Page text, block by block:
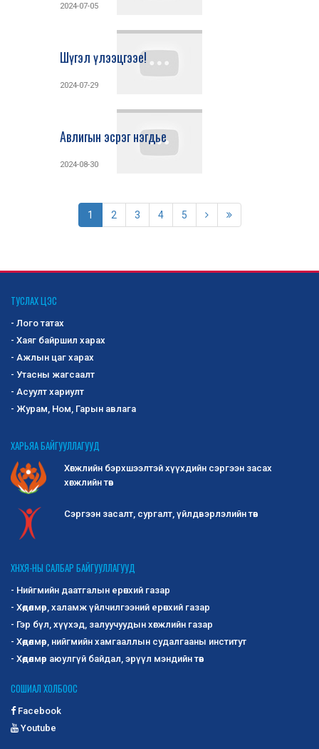
2024-07-05
Шүгэл үлээцгээе!
2024-07-29
Авлигын эсрэг нэгдье
2024-08-30
1 2 3 4 5
ТУСЛАХ ЦЭС
- Лого татах
- Хаяг байршил харах
- Ажлын цаг харах
- Утасны жагсаалт
- Асуулт хариулт
- Журам, Ном, Гарын авлага
ХАРЬЯА БАЙГУУЛЛАГУУД
Хөгжлийн бэрхшээлтэй хүүхдийн сэргээн засах
хөгжлийн төв
Сэргээн засалт, сургалт, үйлдвэрлэлийн төв
ХНХЯ-НЫ САЛБАР БАЙГУУЛЛАГУУД
- Нийгмийн даатгалын ерөнхий газар
- Хөдөлмөр, халамж үйлчилгээний ерөнхий газар
- Гэр бүл, хүүхэд, залуучуудын хөгжлийн газар
- Хөдөлмөр, нийгмийн хамгааллын судалгааны институт
- Хөдөлмөр аюулгүй байдал, эрүүл мэндийн төв
СОШИАЛ ХОЛБООС
Facebook
Youtube